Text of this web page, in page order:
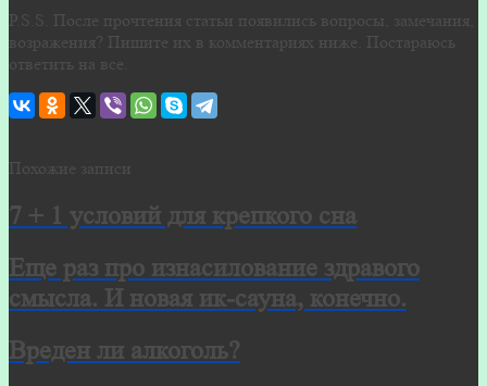
P.S.S. После прочтения статьи появились вопросы, замечания,
возражения? Пишите их в комментариях ниже. Постараюсь
ответить на все.
Похожие записи
7 + 1 условий для крепкого сна
Еще раз про изнасилование здравого
смысла. И новая ик-сауна, конечно.
Вреден ли алкоголь?